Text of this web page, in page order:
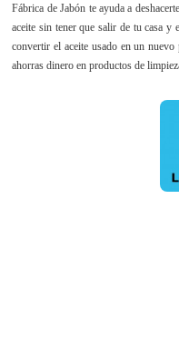
Fábrica de Jabón te ayuda a
aceite sin tener que salir de tu casa y
convertir el aceite usado en un
ahorras dinero en productos de